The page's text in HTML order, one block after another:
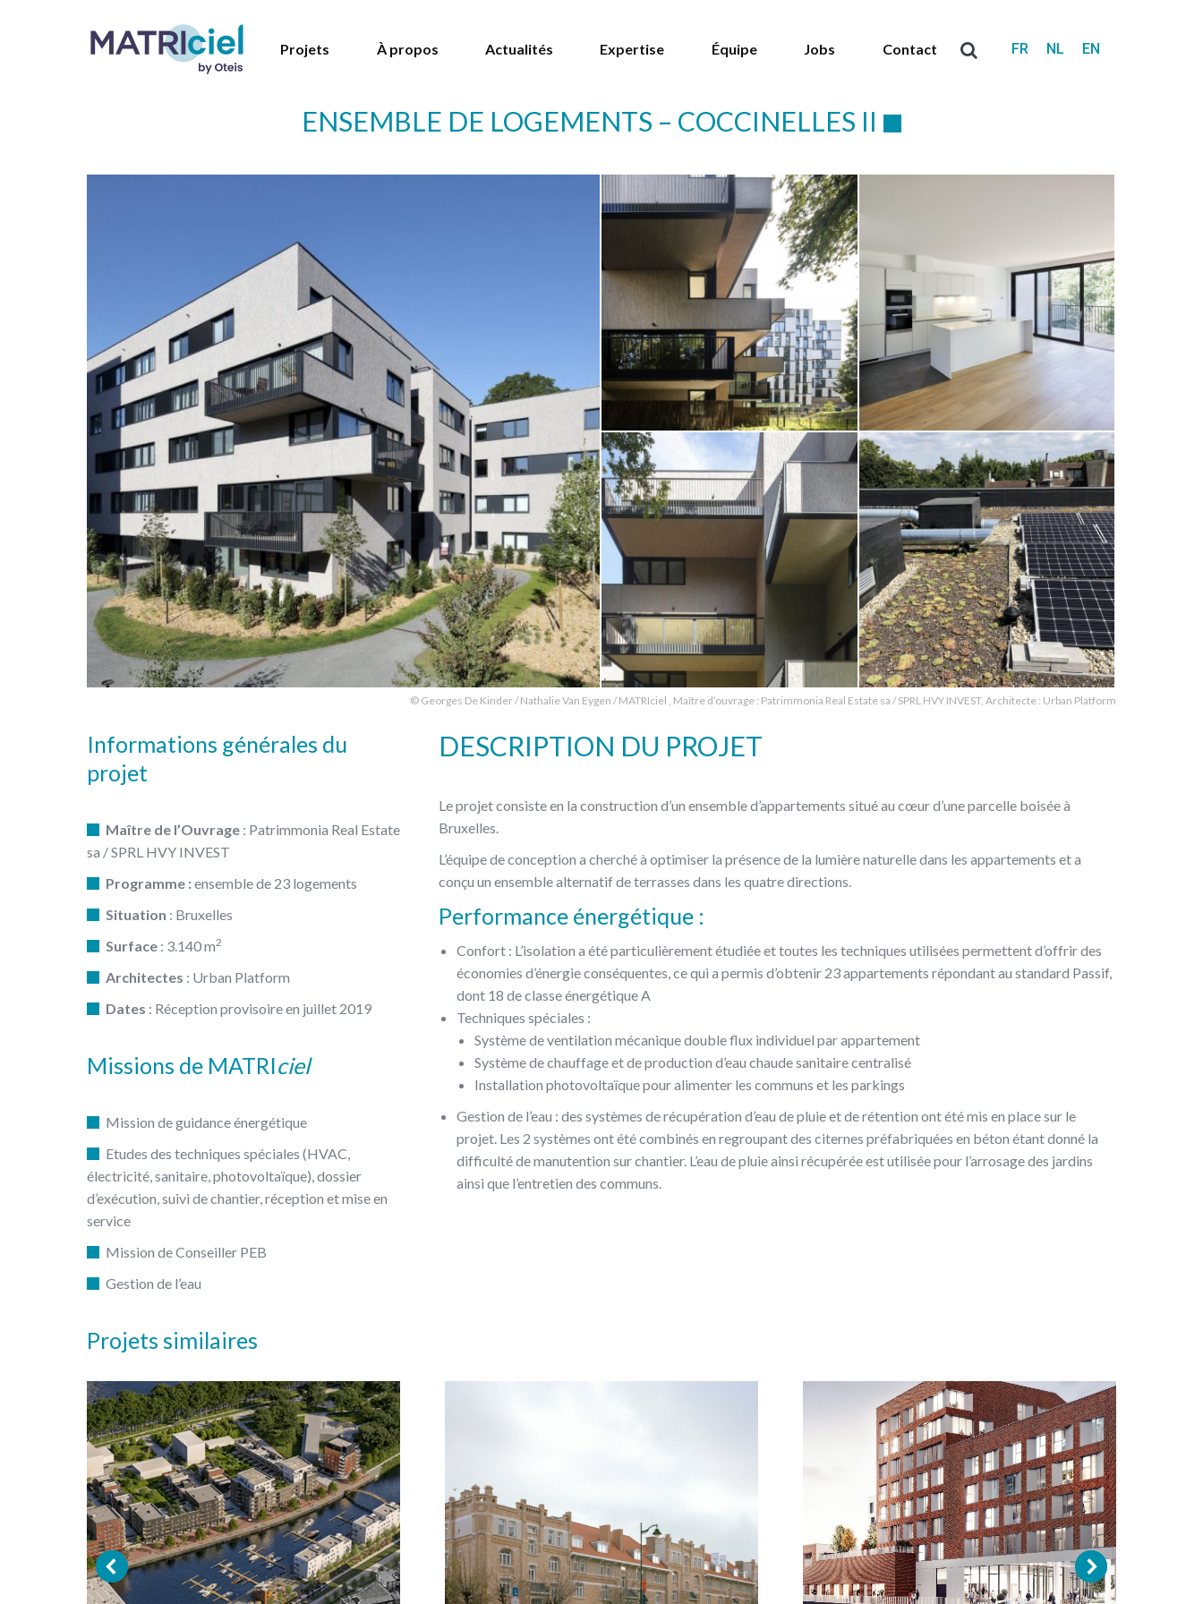
Projets À propos Actualités Expertise Équipe Jobs Contact
Recherche
FR NL EN
ENSEMBLE DE LOGEMENTS – COCCINELLES II
© Georges De Kinder / Nathalie Van Eygen / MATRIciel , Maître d’ouvrage : Patrimmonia Real Estate sa / SPRL HVY INVEST, Architecte : Urban Platform
Informations générales du
projet
Maître de l’Ouvrage : Patrimmonia Real Estate
sa / SPRL HVY INVEST
Programme :ensemble de 23 logements
Situation : Bruxelles
Surface : 3.140 m2
Architectes : Urban Platform
Dates : Réception provisoire en juillet 2019
Missions de MATRIciel
Mission de guidance énergétique
Etudes des techniques spéciales (HVAC,
électricité, sanitaire, photovoltaïque), dossier
d’exécution, suivi de chantier, réception et mise en
service
Mission de Conseiller PEB
Gestion de l’eau
DESCRIPTION DU PROJET
Le projet consiste en la construction d’un ensemble d’appartements situé au cœur d’une parcelle boisée à
Bruxelles.
L’équipe de conception a cherché à optimiser la présence de la lumière naturelle dans les appartements et a
conçu un ensemble alternatif de terrasses dans les quatre directions.
Performance énergétique :
Confort : L’isolation a été particulièrement étudiée et toutes les techniques utilisées permettent d’offrir des
économies d’énergie conséquentes, ce qui a permis d’obtenir 23 appartements répondant au standard Passif,
dont 18 de classe énergétique A
Techniques spéciales :
Système de ventilation mécanique double flux individuel par appartement
Système de chauffage et de production d’eau chaude sanitaire centralisé
Installation photovoltaïque pour alimenter les communs et les parkings
Gestion de l’eau : des systèmes de récupération d’eau de pluie et de rétention ont été mis en place sur le
projet. Les 2 systèmes ont été combinés en regroupant des citernes préfabriquées en béton étant donné la
difficulté de manutention sur chantier. L’eau de pluie ainsi récupérée est utilisée pour l’arrosage des jardins
ainsi que l’entretien des communs.
Projets similaires